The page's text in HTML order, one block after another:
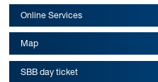
Online Services
Map
SBB day ticket